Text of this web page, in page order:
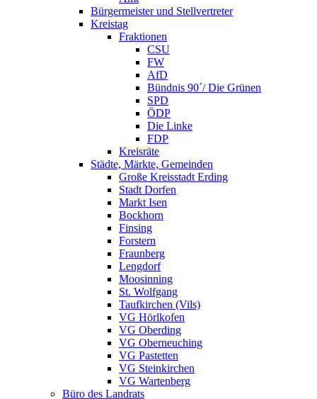
Bürgermeister und Stellvertreter
Kreistag
Fraktionen
CSU
FW
AfD
Bündnis 90´/ Die Grünen
SPD
ÖDP
Die Linke
FDP
Kreisräte
Städte, Märkte, Gemeinden
Große Kreisstadt Erding
Stadt Dorfen
Markt Isen
Bockhorn
Finsing
Forstern
Fraunberg
Lengdorf
Moosinning
St. Wolfgang
Taufkirchen (Vils)
VG Hörlkofen
VG Oberding
VG Oberneuching
VG Pastetten
VG Steinkirchen
VG Wartenberg
Büro des Landrats